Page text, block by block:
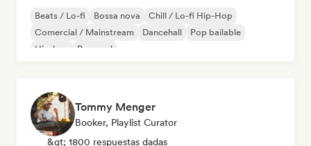
Beats / Lo-fi Bossa nova
Chill / Lo-fi Hip-Hop
Comercial / Mainstream
Dancehall
Pop bailable
Hip-hop
Pop soul
Tommy Menger
Booker, Playlist Curator
&gt; 1800 respuestas dadas